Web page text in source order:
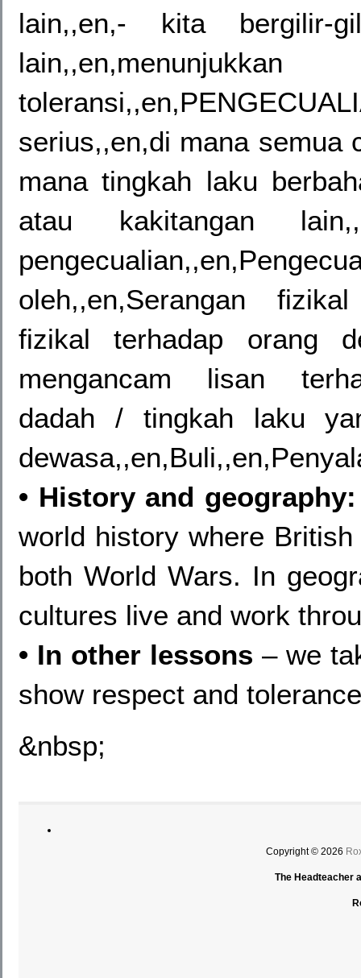
lain,,en,- kita bergilir-
serius,,en,di mana semua
mana tingkah laku
atau kakitangan
oleh,,en,Serangan
fizikal terhadap orang
mengancam lisan
dadah / tingkah laku
• History and geography:
world history where
both World Wars. In
cultures live and work
• In other lessons – we
show respect and
&nbsp;
Copyright © 2026
The Headteacher